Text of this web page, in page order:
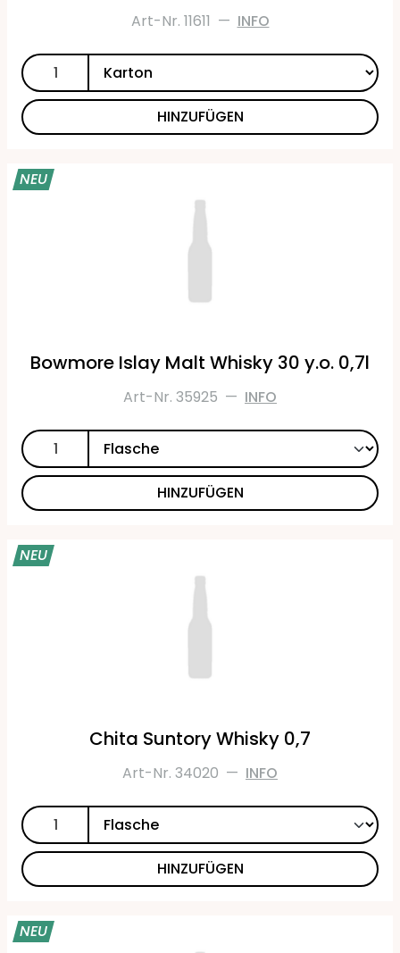
Art-Nr. 11611 — INFO
HINZUFÜGEN
NEU
Bowmore Islay Malt Whisky 30 y.o. 0,7l
Art-Nr. 35925 — INFO
HINZUFÜGEN
NEU
Chita Suntory Whisky 0,7
Art-Nr. 34020 — INFO
HINZUFÜGEN
NEU